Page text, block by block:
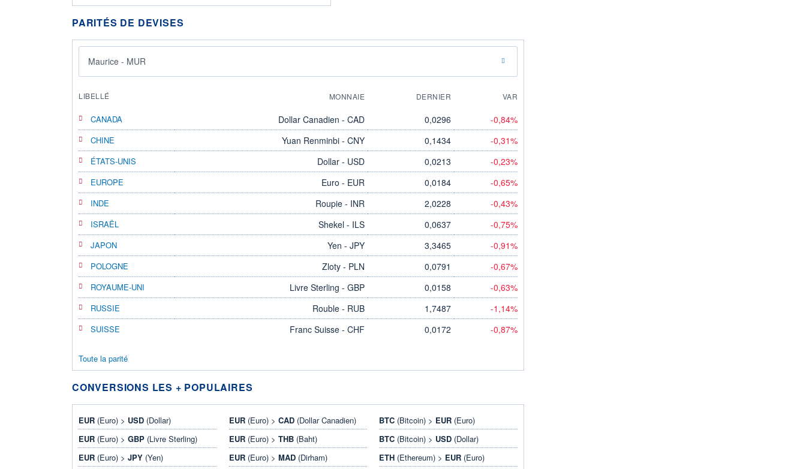
PARITÉS DE DEVISES
Maurice - MUR
LIBELLÉ MONNAIE DERNIER VAR
CANADA Dollar Canadien - CAD 0,0296 -0,84%
CHINE Yuan Renminbi - CNY 0,1434 -0,31%
ÉTATS-UNIS Dollar - USD 0,0213 -0,23%
EUROPE Euro - EUR 0,0184 -0,65%
INDE Roupie - INR 2,0228 -0,43%
ISRAËL Shekel - ILS 0,0637 -0,75%
JAPON Yen - JPY 3,3465 -0,91%
POLOGNE Zloty - PLN 0,0791 -0,67%
ROYAUME-UNI Livre Sterling - GBP 0,0158 -0,63%
RUSSIE Rouble - RUB 1,7487 -1,14%
SUISSE Franc Suisse - CHF 0,0172 -0,87%
Toute la parité
CONVERSIONS LES + POPULAIRES
EUR (Euro) > USD (Dollar)
EUR (Euro) > GBP (Livre Sterling)
EUR (Euro) > JPY (Yen)
EUR(Euro) > CAD(Dollar Canadien)
EUR(Euro) > THB(Baht)
EUR(Euro) > MAD(Dirham)
BTC (Bitcoin) > EUR (Euro)
BTC (Bitcoin) > USD (Dollar)
ETH (Ethereum) > EUR (Euro)